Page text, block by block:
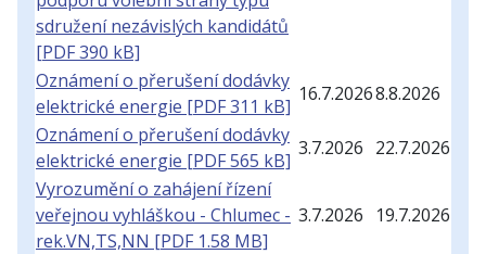
sdružení nezávislých kandidátů
[PDF 390 kB]
Oznámení o přerušení dodávky
elektrické energie [PDF 311 kB]
16.7.20268.8.2026
Oznámení o přerušení dodávky
elektrické energie [PDF 565 kB]
3.7.2026 22.7.2026
Vyrozumění o zahájení řízení
veřejnou vyhláškou - Chlumec -
rek.VN,TS,NN [PDF 1.58 MB]
3.7.2026 19.7.2026